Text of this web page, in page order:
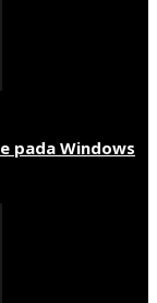
pada Windows